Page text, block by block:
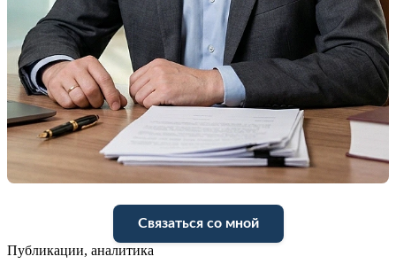
Связаться со мной
Публикации, аналитика